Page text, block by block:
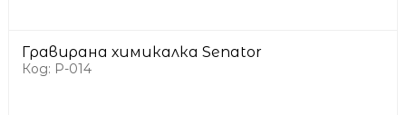
Гравирана химикалка Senator
Код: P-014